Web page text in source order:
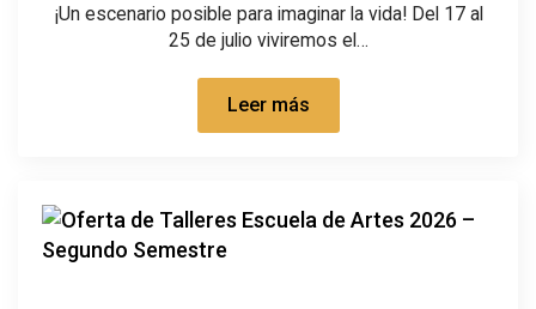
¡Un escenario posible para imaginar la vida! Del 17 al
25 de julio viviremos el…
Leer más